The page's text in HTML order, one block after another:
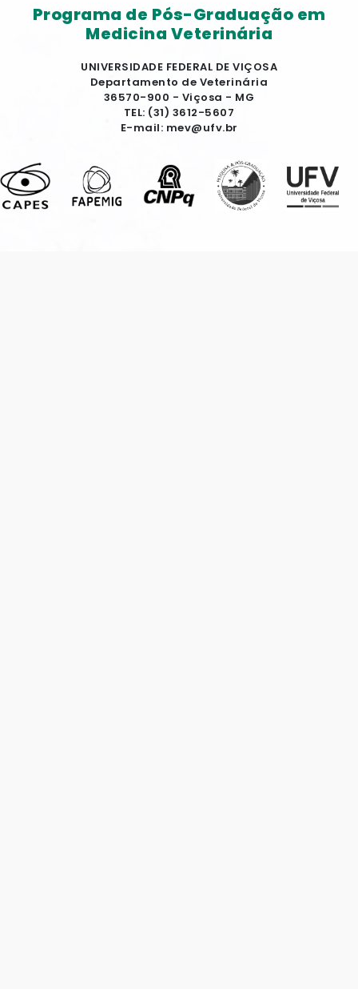
Programa de Pós-Graduação em
Medicina Veterinária
UNIVERSIDADE FEDERAL DE VIÇOSA
Departamento de Veterinária
36570-900 - Viçosa - MG
TEL: (31) 3612-5607
E-mail: mev@ufv.br